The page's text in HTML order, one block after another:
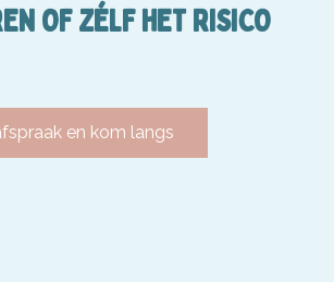
OF ZÉLF HET RISICO
en kom langs